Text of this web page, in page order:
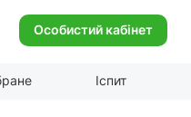
Особистий кабінет
Іспит